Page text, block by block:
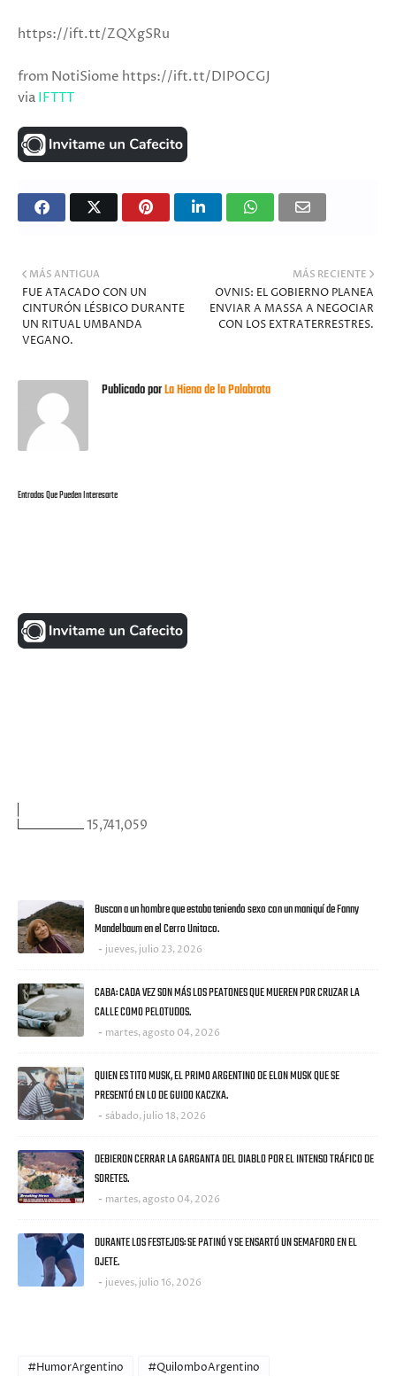
https://ift.tt/ZQXgSRu
from NotiSiome https://ift.tt/DIPOCGJ
viaIFTTT
MÁS RECIENTE
OVNIS: EL GOBIERNO PLANEA
ENVIAR A MASSA A NEGOCIAR
CON LOS EXTRATERRESTRES.
MÁS ANTIGUA
FUE ATACADO CON UN
CINTURÓN LÉSBICO DURANTE
UN RITUAL UMBANDA
VEGANO.
Publicado porLa Hiena de la Palabrota
Entradas Que Pueden Interesarte
15,741,059
Buscan a un hombre que estaba teniendo sexo con un maniquí de Fanny
Mandelbaum en el Cerro Unitoco.
jueves, julio 23, 2026
CABA: CADA VEZ SON MÁS LOS PEATONES QUE MUEREN POR CRUZAR LA
CALLE COMO PELOTUDOS.
martes, agosto 04, 2026
QUIEN ES TITO MUSK, EL PRIMO ARGENTINO DE ELON MUSK QUE SE
PRESENTÓ EN LO DE GUIDO KACZKA.
sábado, julio 18, 2026
DEBIERON CERRAR LA GARGANTA DEL DIABLO POR EL INTENSO TRÁFICO DE
SORETES.
martes, agosto 04, 2026
DURANTE LOS FESTEJOS: SE PATINÓ Y SE ENSARTÓ UN SEMAFORO EN EL
OJETE.
jueves, julio 16, 2026
#HumorArgentino
#QuilomboArgentino